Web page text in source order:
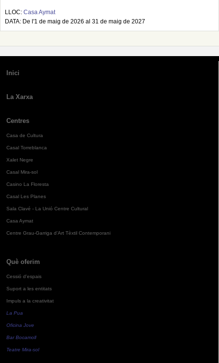
LLOC: Casa Aymat
DATA: De l'1 de maig de 2026 al 31 de maig de 2027
Inici
La Xarxa
Centres
Casa de Cultura
Casal Torreblanca
Xalet Negre
Casal Mira-sol
Casino La Floresta
Casal Les Planes
Sala Clavé - La Unió Centre Cultural
Casa Aymat
Centre Grau-Garriga d'Art Tèxtil Contemporani
Què oferim
Cessió d'espais
Suport a les entitats
Impuls a la creativitat
La Pua
Oficina Jove
Bar Bocamoll
Teatre Mira-sol